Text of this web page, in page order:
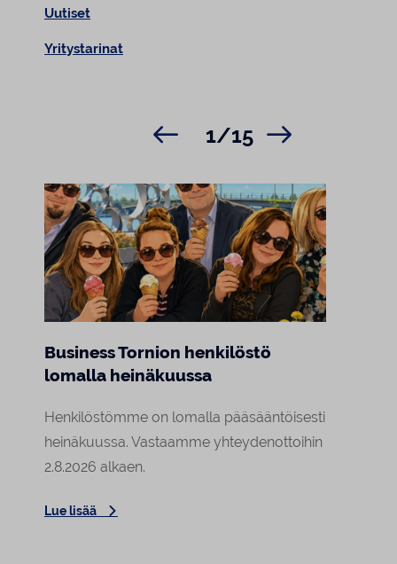
Uutiset
Yritystarinat
Business Tornion henkilöstö
lomalla heinäkuussa
Henkilöstömme on lomalla pääsääntöisesti
heinäkuussa. Vastaamme yhteydenottoihin
2.8.2026 alkaen.
Lue lisää
1/15